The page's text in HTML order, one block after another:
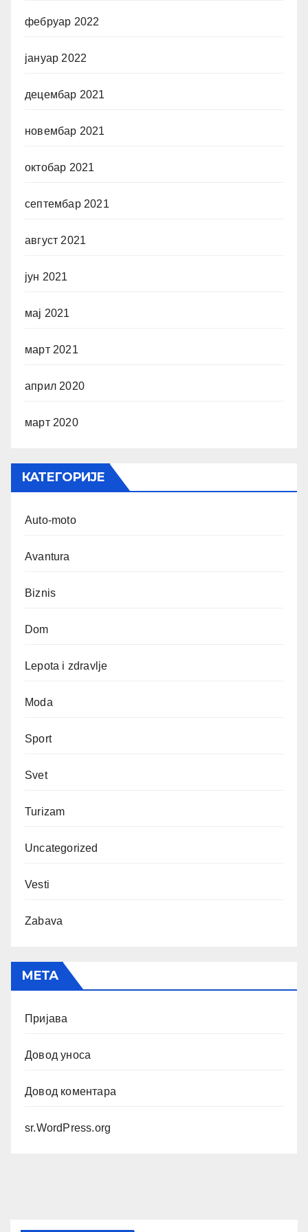
фебруар 2022
јануар 2022
децембар 2021
новембар 2021
октобар 2021
септембар 2021
август 2021
јун 2021
мај 2021
март 2021
април 2020
март 2020
КАТЕГОРИЈЕ
Auto-moto
Avantura
Biznis
Dom
Lepota i zdravlje
Moda
Sport
Svet
Turizam
Uncategorized
Vesti
Zabava
МЕТА
Пријава
Довод уноса
Довод коментара
sr.WordPress.org